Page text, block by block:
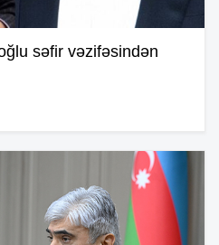
səfir vəzifəsindən